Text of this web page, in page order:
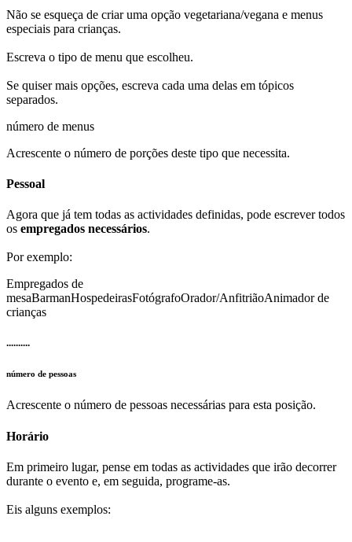
Não se esqueça de criar uma opção vegetariana/vegana e menus
especiais para crianças.
Escreva o tipo de menu que escolheu.
Se quiser mais opções, escreva cada uma delas em tópicos
separados.
número de menus
Acrescente o número de porções deste tipo que necessita.
Pessoal
Agora que já tem todas as actividades definidas, pode escrever todos
os empregados necessários.
Por exemplo:
Empregados de
mesaBarmanHospedeirasFotógrafoOrador/AnfitriãoAnimador de
crianças
..........
número de pessoas
Acrescente o número de pessoas necessárias para esta posição.
Horário
Em primeiro lugar, pense em todas as actividades que irão decorrer
durante o evento e, em seguida, programe-as.
Eis alguns exemplos: